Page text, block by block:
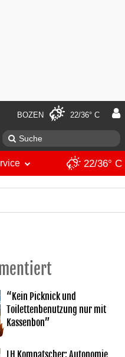
BOZEN 22/36° C
22/36° C
“Kein Picknick und
Toilettenbenutzung nur mit
Kassenbon”
LH Kompatscher: Autonomie